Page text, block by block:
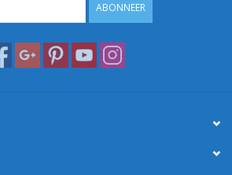
ABONNEER